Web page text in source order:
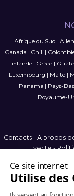
Afrique du Sud |
Canada | Chili |
| Finlande| Grèce|
Luxembourg | Malte|
Panama | Pays-Bas
Royaume-
Contacts - A propos
vente-